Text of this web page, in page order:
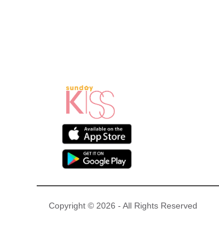
Copyright © 2026 - All Rights Reserved